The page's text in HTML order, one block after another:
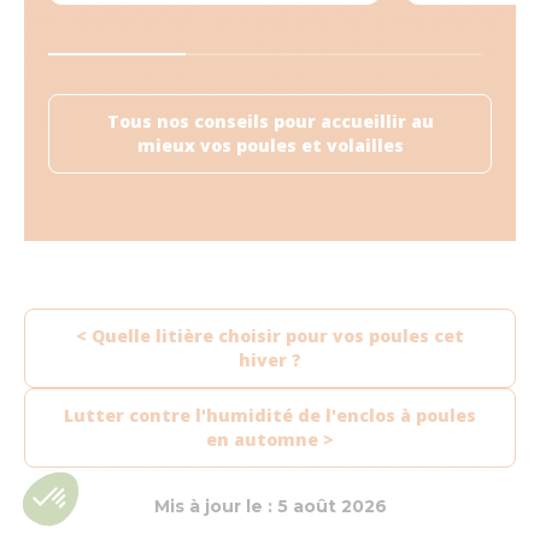
Tous nos conseils pour accueillir au
mieux vos poules et volailles
< Quelle litière choisir pour vos poules cet
hiver ?
Lutter contre l'humidité de l'enclos à poules
en automne >
Mis à jour le : 5 août 2026